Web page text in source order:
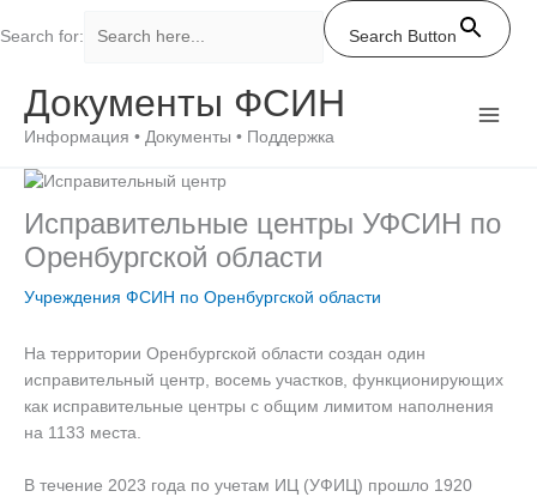
Search for: Search Button
содержимому
Документы ФСИН
Информация • Документы • Поддержка
Исправительные центры УФСИН по
Оренбургской области
Учреждения ФСИН по Оренбургской области
На территории Оренбургской области создан один
исправительный центр, восемь участков, функционирующих
как исправительные центры с общим лимитом наполнения
на 1133 места.
В течение 2023 года по учетам ИЦ (УФИЦ) прошло 1920